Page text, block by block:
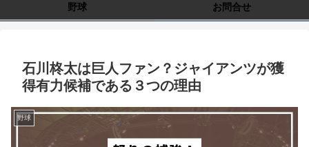
野球 お問合せ
石川柊太は巨人ファン？ジャイアンツが獲
得有力候補である３つの理由
野球